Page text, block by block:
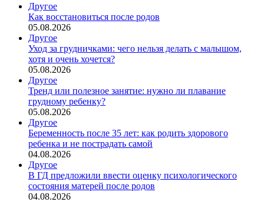
Другое
Как восстановиться после родов
05.08.2026
Другое
Уход за грудничками: чего нельзя делать с малышом,
хотя и очень хочется?
05.08.2026
Другое
Тренд или полезное занятие: нужно ли плавание
грудному ребенку?
05.08.2026
Другое
Беременность после 35 лет: как родить здорового
ребенка и не пострадать самой
04.08.2026
Другое
В ГД предложили ввести оценку психологического
состояния матерей после родов
04.08.2026